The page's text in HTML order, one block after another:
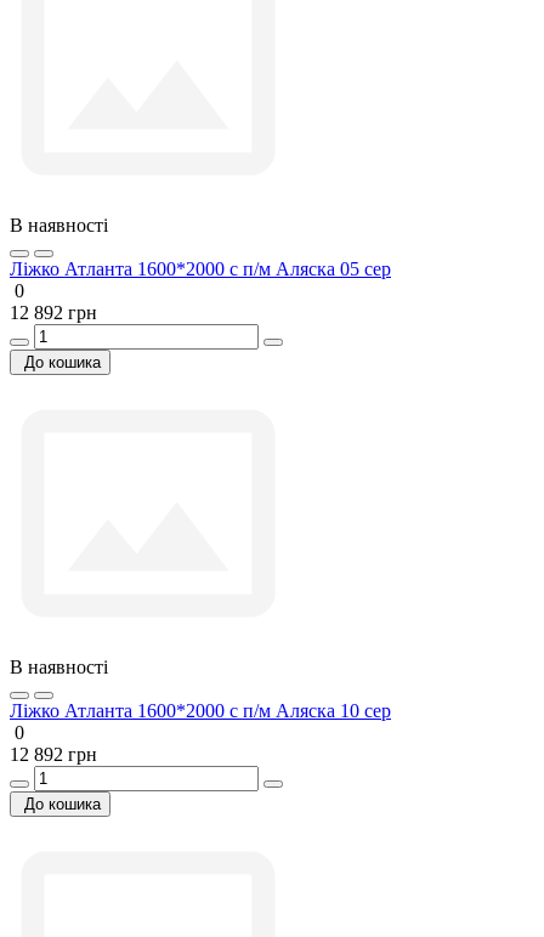
В наявності
Ліжко Атланта 1600*2000 с п/м Аляска 05 сер
0
12 892 грн
До кошика
В наявності
Ліжко Атланта 1600*2000 с п/м Аляска 10 сер
0
12 892 грн
До кошика